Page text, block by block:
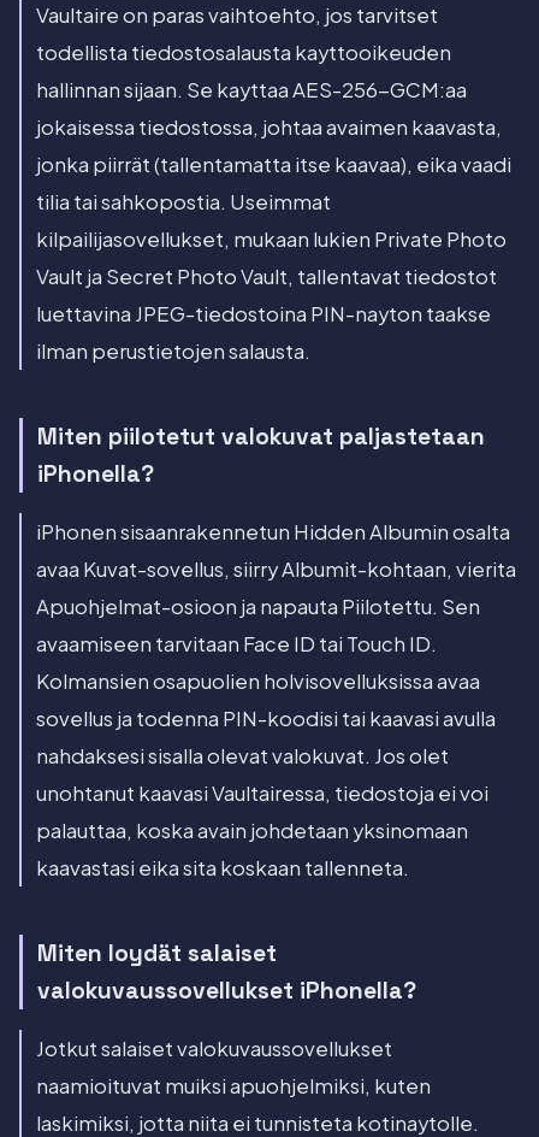
Vaultaire on paras vaihtoehto, jos tarvitset
todellista tiedostosalausta kayttooikeuden
hallinnan sijaan. Se kayttaa AES-256-GCM:aa
jokaisessa tiedostossa, johtaa avaimen kaavasta,
jonka piirrät (tallentamatta itse kaavaa), eika vaadi
tilia tai sahkopostia. Useimmat
kilpailijasovellukset, mukaan lukien Private Photo
Vault ja Secret Photo Vault, tallentavat tiedostot
luettavina JPEG-tiedostoina PIN-nayton taakse
ilman perustietojen salausta.
Miten piilotetut valokuvat paljastetaan
iPhonella?
iPhonen sisaanrakennetun Hidden Albumin osalta
avaa Kuvat-sovellus, siirry Albumit-kohtaan, vierita
Apuohjelmat-osioon ja napauta Piilotettu. Sen
avaamiseen tarvitaan Face ID tai Touch ID.
Kolmansien osapuolien holvisovelluksissa avaa
sovellus ja todenna PIN-koodisi tai kaavasi avulla
nahdaksesi sisalla olevat valokuvat. Jos olet
unohtanut kaavasi Vaultairessa, tiedostoja ei voi
palauttaa, koska avain johdetaan yksinomaan
kaavastasi eika sita koskaan tallenneta.
Miten loydät salaiset
valokuvaussovellukset iPhonella?
Jotkut salaiset valokuvaussovellukset
naamioituvat muiksi apuohjelmiksi, kuten
laskimiksi, jotta niita ei tunnisteta kotinaytolle.